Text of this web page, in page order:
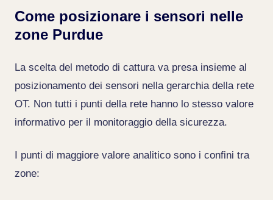
Come posizionare i sensori nelle
zone Purdue
La scelta del metodo di cattura va presa insieme al
posizionamento dei sensori nella gerarchia della rete
OT. Non tutti i punti della rete hanno lo stesso valore
informativo per il monitoraggio della sicurezza.
I punti di maggiore valore analitico sono i confini tra
zone: